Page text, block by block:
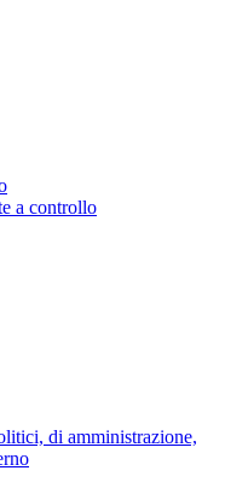
a controllo
di amministrazione,